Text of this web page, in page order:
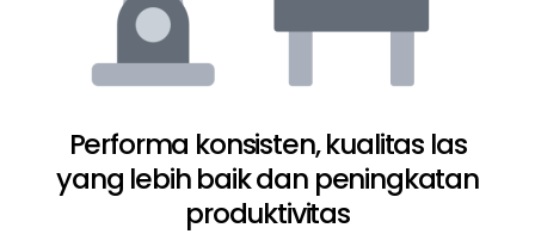
Performa konsisten, kualitas las
yang lebih baik dan peningkatan
produktivitas